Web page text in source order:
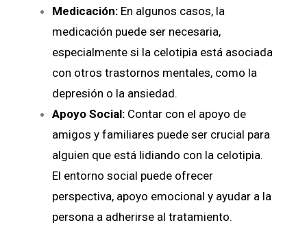
Medicación: En algunos casos, la
medicación puede ser necesaria,
especialmente si la celotipia está asociada
con otros trastornos mentales, como la
depresión o la ansiedad.
Apoyo Social: Contar con el apoyo de
amigos y familiares puede ser crucial para
alguien que está lidiando con la celotipia.
El entorno social puede ofrecer
perspectiva, apoyo emocional y ayudar a la
persona a adherirse al tratamiento.